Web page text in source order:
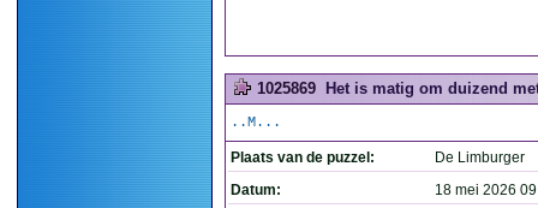
1025869 Het is matig om duizend
..M...
Plaats van de puzzel:
De Limburger
Datum:
18 mei 2026